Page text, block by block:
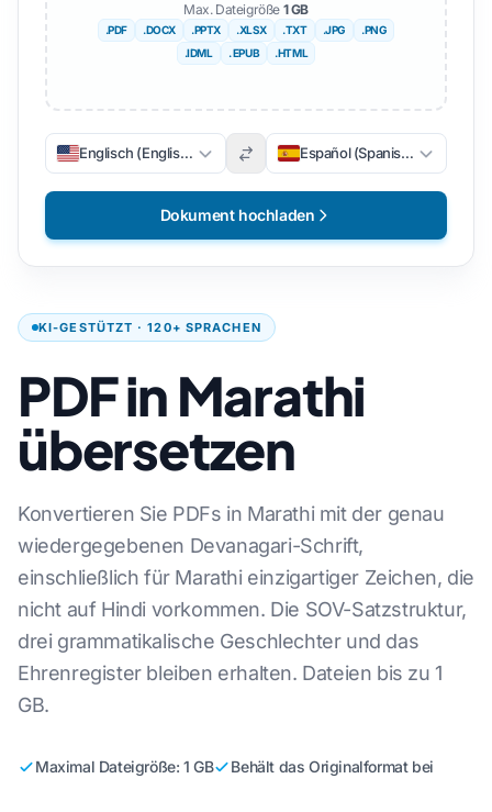
KI-GESTÜTZT · 120+ SPRACHEN
PDF in Marathi
übersetzen
Konvertieren Sie PDFs in Marathi mit der genau
wiedergegebenen Devanagari-Schrift,
einschließlich für Marathi einzigartiger Zeichen, die
nicht auf Hindi vorkommen. Die SOV-Satzstruktur,
drei grammatikalische Geschlechter und das
Ehrenregister bleiben erhalten. Dateien bis zu 1
GB.
Maximal Dateigröße: 1 GB Behält das Originalformat bei
Max. Dateigröße 1 GB
.PDF .DOCX .PPTX .XLSX .TXT .JPG
.PNG
.IDML
. EPUB .HTML
Englisch (Englisch) Español (Spanisch)
Dokument hochladen